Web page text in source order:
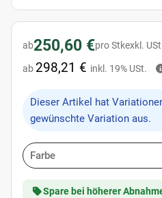
ab250,60 €pro Stkexkl.
ab 298,21 € inkl. 19% USt.
xDieser Artikel hat
gewünschte Variation aus.
Farbe
Spare bei höherer